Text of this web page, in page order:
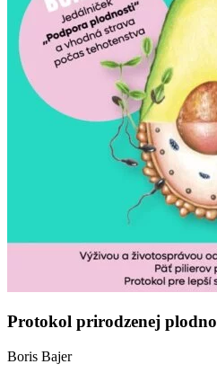
Protokol prirodzenej
Boris Bajer